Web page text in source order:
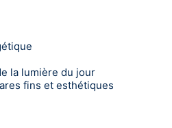
la lumière du jour
fins et esthétiques